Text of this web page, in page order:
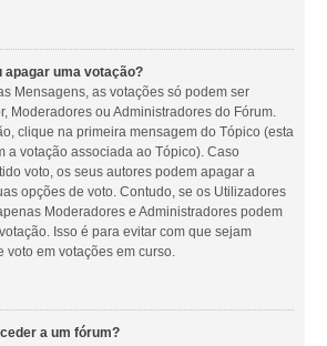
apagar uma votação?
Mensagens, as votações só podem ser
Moderadores ou Administradores do Fórum.
clique na primeira mensagem do Tópico (esta
a votação associada ao Tópico). Caso
voto, os seus autores podem apagar a
opções de voto. Contudo, se os Utilizadores
Moderadores e Administradores podem
Isso é para evitar com que sejam
voto em votações em curso.
a um fórum?